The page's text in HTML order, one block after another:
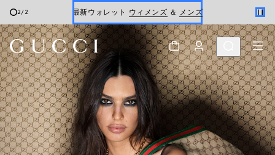
2/2 最新ウォレット ウィメンズ ＆ メンズ
オンライン限定 〔GGマーモント〕
スクロールで さらに見る